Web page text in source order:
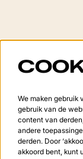
We maken gebruik
gebruik van de
content van
andere
derden. Door
akkoord bent, kunt